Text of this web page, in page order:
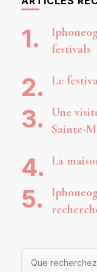
festivals
Le
Une
Sainte-
La
Vous